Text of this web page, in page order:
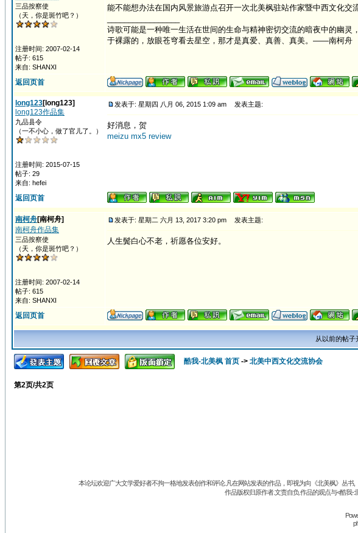
三品按察使
（天，你是斑竹吧？）
注册时间: 2007-02-14
帖子: 615
来自: SHANXI
能不能想办法在国内风景旅游点召开一次北美枫驻站作家暨中西文化交
诗歌可能是一种唯一生活在世间的生命与精神密切交流的暗夜中的幽
于裸露的，放眼苍穹看去星空，那才是真爱、真善、真美。——南柯舟
返回页首
long123[long123]
long123作品集
九品县令
（一不小心，做了官儿了。）
注册时间: 2015-07-15
帖子: 29
来自: hefei
发表于: 星期四 八月 06, 2015 1:09 am 发表主题:
好消息，贺
meizu mx5 review
返回页首
南柯舟[南柯舟]
南柯舟作品集
三品按察使
（天，你是斑竹吧？）
注册时间: 2007-02-14
帖子: 615
来自: SHANXI
发表于: 星期二 六月 13, 2017 3:20 pm 发表主题:
人生鬓白心不老，祈愿各位安好。
返回页首
从以前的帖子
酷我-北美枫 首页 -> 北美中西文化交流协会
第2页/共2页
本论坛欢迎广大文学爱好者不拘一格地发表创作和评论.凡在网站发表的作品，即视为向《北美枫》丛
作品版权归原作者.文责自负.作品的观点与<酷我-